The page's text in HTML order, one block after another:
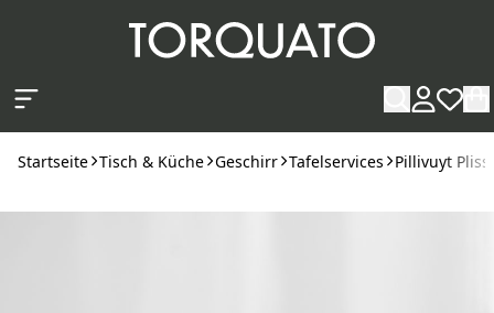
Startseite Tisch & Küche Geschirr Tafelservices Pillivuyt